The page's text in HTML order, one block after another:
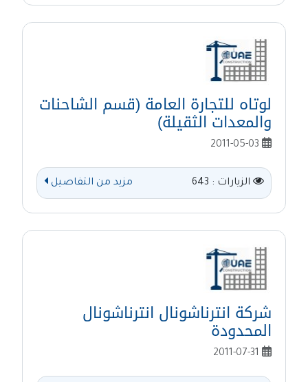
لوتاه للتجارة العامة (قسم الشاحنات
والمعدات الثقيلة)
الزيارات : 643 مزيد من التفاصيل
شركة انترناشونال انترناشونال
المحدودة